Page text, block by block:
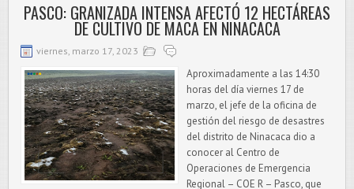
PASCO: GRANIZADA INTENSA AFECTÓ 12 HECTÁREAS
DE CULTIVO DE MACA EN NINACACA
viernes, marzo 17, 2023
Aproximadamente a las 14:30
horas del día viernes 17 de
marzo, el jefe de la oficina de
gestión del riesgo de desastres
del distrito de Ninacaca dio a
conocer al Centro de
Operaciones de Emergencia
Regional – COE R – Pasco, que